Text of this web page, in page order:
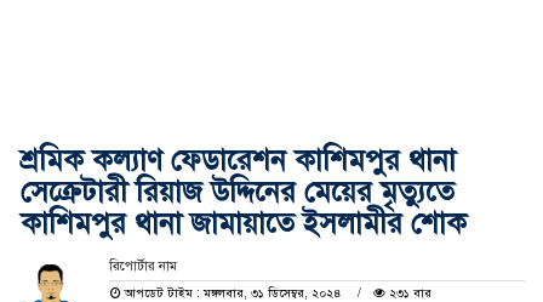
শ্রমিক কল্যাণ ফেডারেশন কাশিমপুর থানা
সেক্রেটারী রিয়াজ উদ্দিনের মেয়ের মৃত্যুতে
কাশিমপুর থানা জামায়াতে ইসলামীর শোক
রিপোর্টার নাম
আপডেট টাইম : মঙ্গলবার, ৩১ ডিসেম্বর, ২০২৪
২৩১ বার